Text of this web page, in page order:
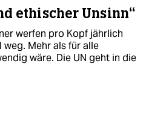
ethischer Unsinn“
werfen pro Kopf jährlich
Mehr als für alle
wäre. Die UN geht in die